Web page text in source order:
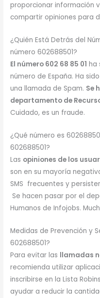
proporcionar información
compartir opiniones para
¿Quién Está Detrás del
número 602688501?
El número 602 68 85 01 ha
número de España. Ha
una llamada de Spam. Se
departamento de
Cuidado, es un fraude.
¿Qué número es
602688501?
Las opiniones de los
son en su mayoría
SMS frecuentes y
Se hacen pasar por el
Humanos de Infojobs.
Medidas de Prevención y
602688501?
Para evitar las llamadas
recomienda utilizar
inscribirse en la Lista
ayudar a reducir la